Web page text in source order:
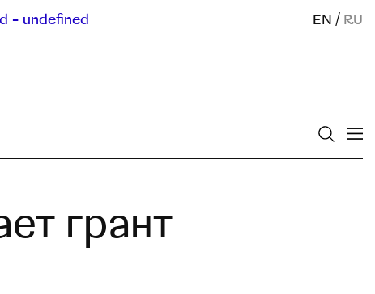
- undefined EN / RU
грант